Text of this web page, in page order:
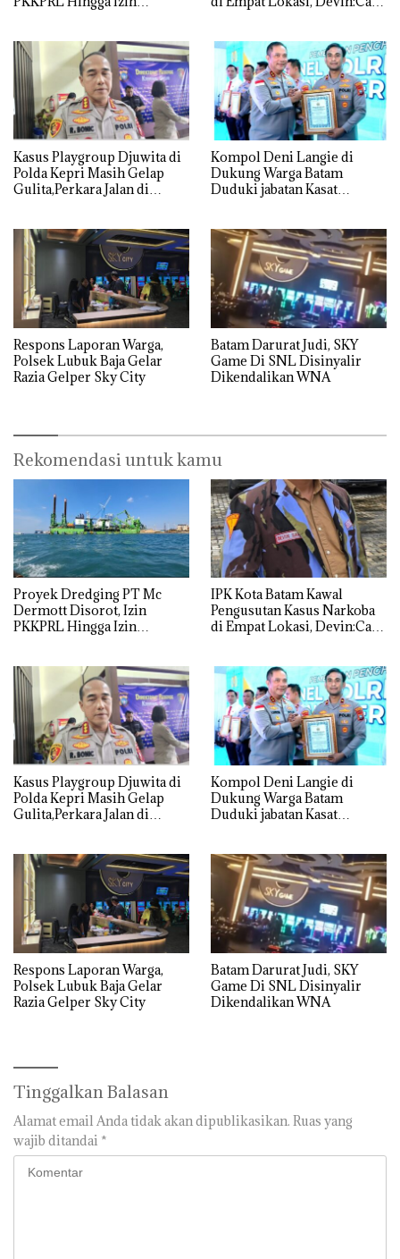
Kasus Playgroup Djuwita di
Polda Kepri Masih Gelap
Gulita,Perkara Jalan di
Kompol Deni Langie di
Dukung Warga Batam
Duduki jabatan Kasat
Respons Laporan Warga,
Polsek Lubuk Baja Gelar
Razia Gelper Sky City
Batam Darurat Judi, SKY
Game Di SNL Disinyalir
Dikendalikan WNA
Rekomendasi untuk kamu
Proyek Dredging PT Mc
Dermott Disorot, Izin
PKKPRL Hingga Izin
IPK Kota Batam Kawal
Pengusutan Kasus Narkoba
di Empat Lokasi, Devin:Cari
Kasus Playgroup Djuwita di
Polda Kepri Masih Gelap
Gulita,Perkara Jalan di
Kompol Deni Langie di
Dukung Warga Batam
Duduki jabatan Kasat
Respons Laporan Warga,
Polsek Lubuk Baja Gelar
Razia Gelper Sky City
Batam Darurat Judi, SKY
Game Di SNL Disinyalir
Dikendalikan WNA
Tinggalkan Balasan
Alamat email Anda tidak akan dipublikasikan. Ruas yang
wajib ditandai *